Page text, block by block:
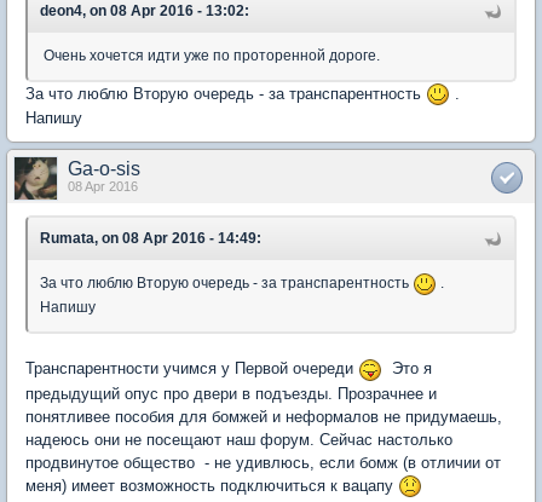
deon4, on 08 Apr 2016 - 13:02:
Очень хочется идти уже по проторенной дороге.
За что люблю Вторую очередь - за транспарентность
Напишу
Ga-o-sis
08 Apr 2016
Rumata, on 08 Apr 2016 - 14:49:
За что люблю Вторую очередь - за транспарентность
.
Напишу
Транспарентности учимся у Первой очереди
Это я
предыдущий опус про двери в подъезды. Прозрачнее и
понятливее пособия для бомжей и неформалов не придумаешь,
надеюсь они не посещают наш форум. Сейчас настолько
продвинутое общество - не удивлюсь, если бомж (в отличии от
меня) имеет возможность подключиться к вацапу